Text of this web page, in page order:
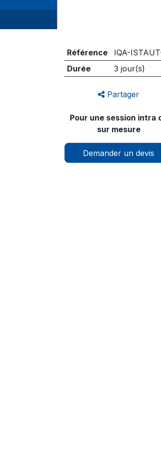
Référence
IQA-
Durée
3 jour(s)
Partager
Pour une session intra
sur mesure
Demander un devis